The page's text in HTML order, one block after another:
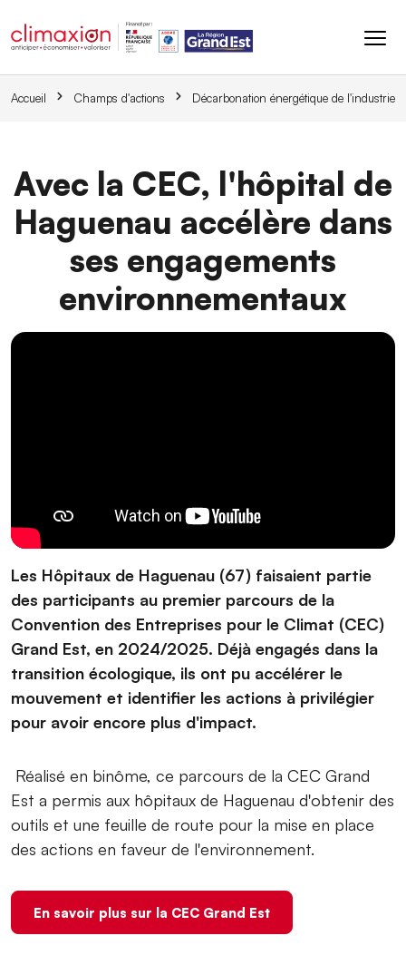
Accueil Champs d'actions Décarbonation énergétique de l'industrie
Avec la CEC, l'hôpital de
Haguenau accélère dans
ses engagements
environnementaux
Les Hôpitaux de Haguenau (67) faisaient partie
des participants au premier parcours de la
⁨Convention des Entreprises pour le Climat (CEC)
Grand Est, en 2024/2025. Déjà engagés dans la
transition écologique, ils ont pu accélérer le
mouvement et identifier les actions à privilégier
pour avoir encore plus d'impact.
Réalisé en binôme, ce parcours de la CEC Grand
Est a permis aux hôpitaux de Haguenau d'obtenir des
outils et une feuille de route pour la mise en place
des actions en faveur de l'environnement.
En savoir plus sur la CEC Grand Est